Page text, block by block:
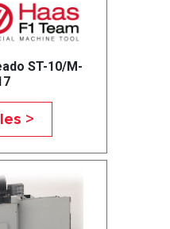
ST-10/M-
>